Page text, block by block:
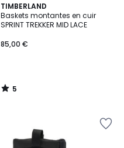
TIMBERLAND
Baskets montantes en cuir
SPRINT TREKKER MID LACE
85,00 €
5
/
5
5
/